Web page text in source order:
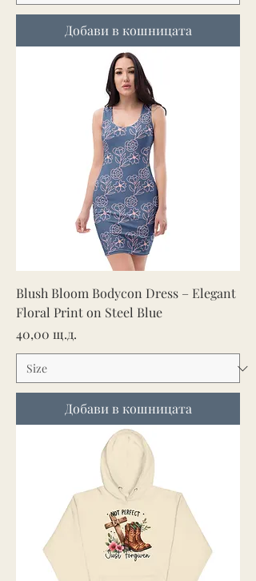
Добави в кошницата
Blush Bloom Bodycon Dress – Elegant
Floral Print on Steel Blue
Цена
40,00 щ.д.
Добави в кошницата